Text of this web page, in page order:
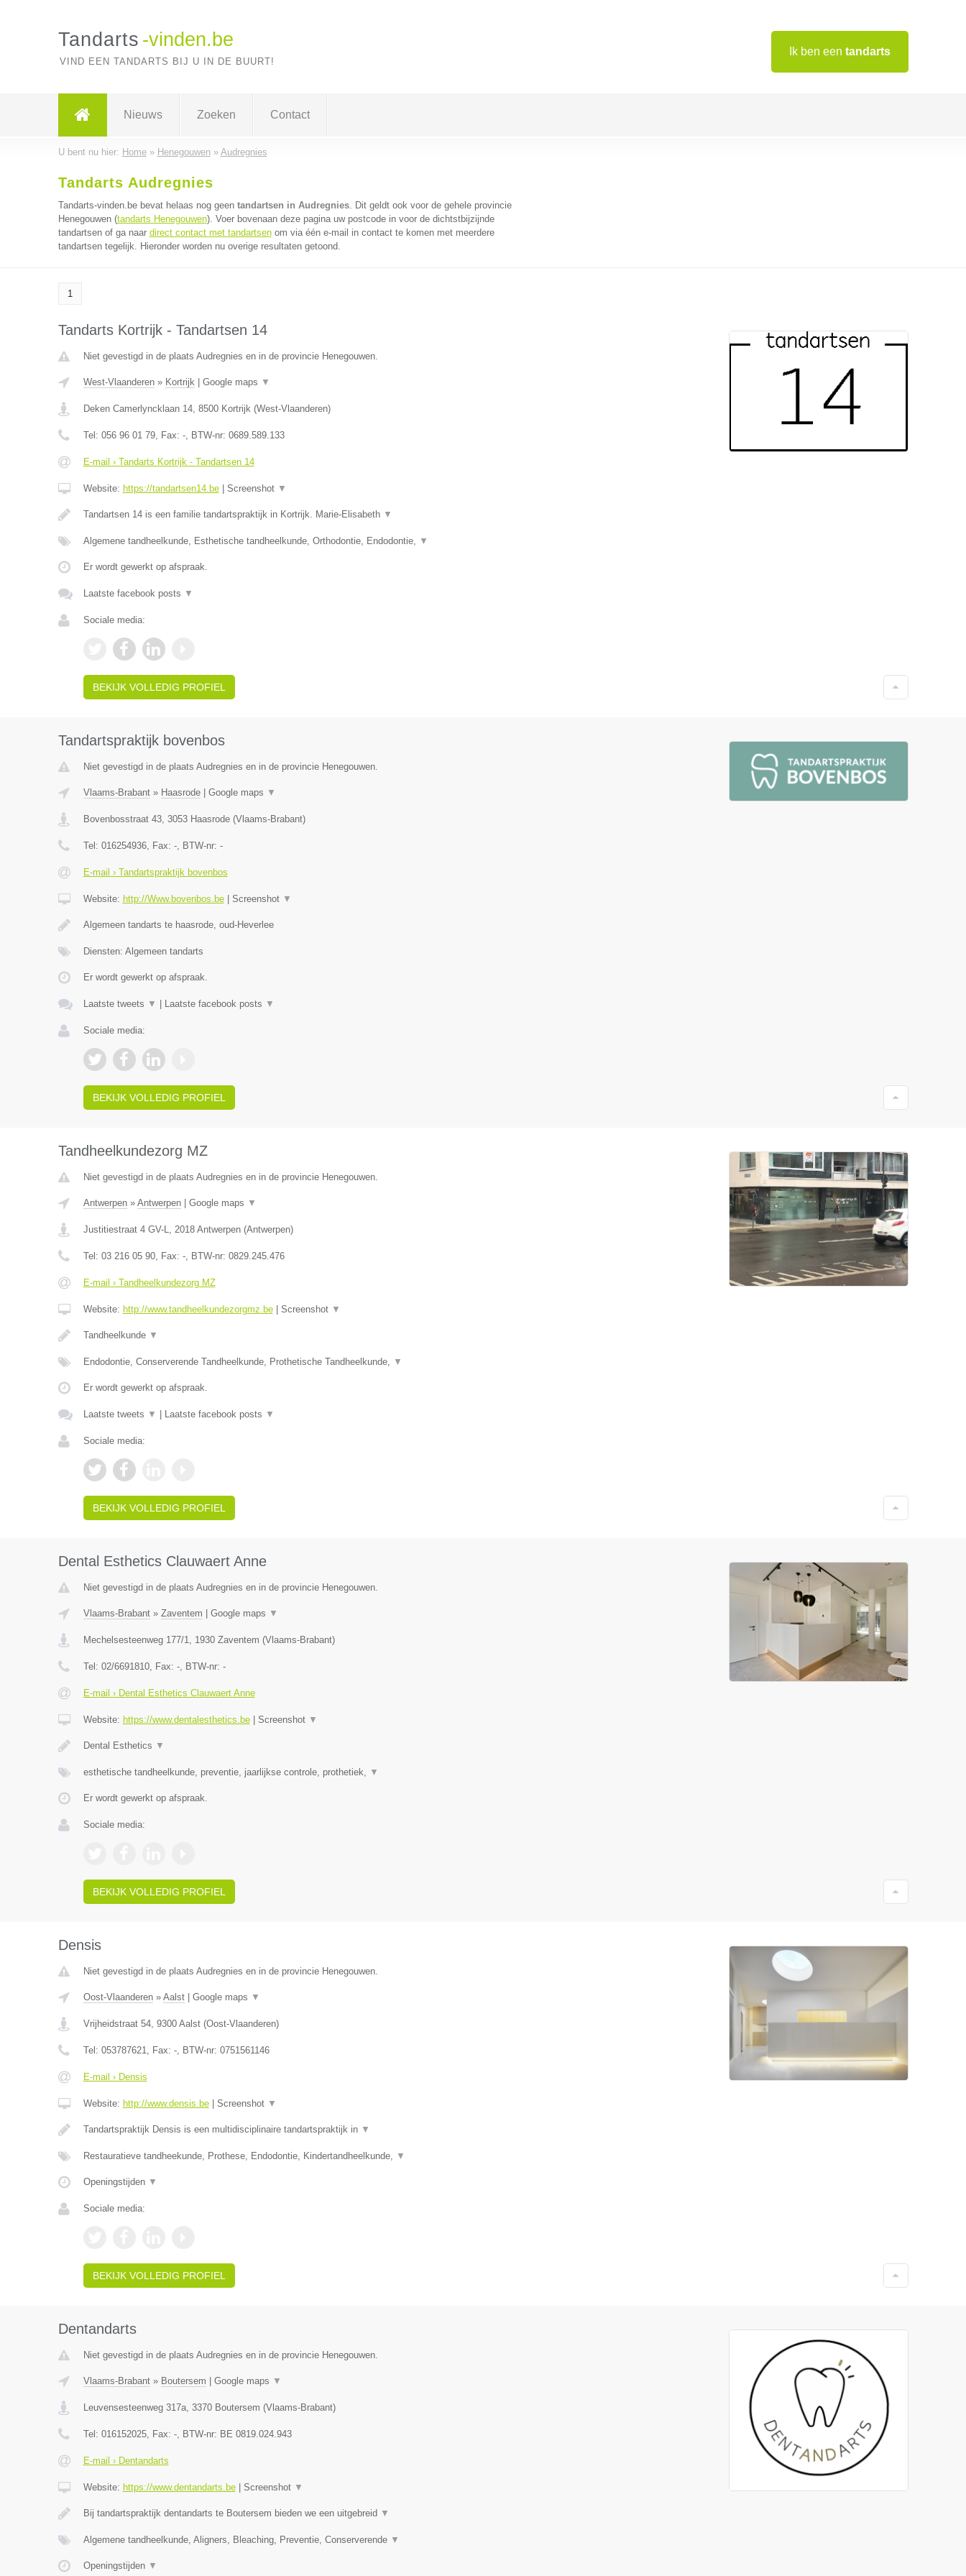
Ik ben een tandarts
Tandarts -vinden.be
VIND EEN TANDARTS BIJ U IN DE BUURT!
Nieuws Zoeken Contact
U bent nu hier: Home» Henegouwen» Audregnies
Tandarts Audregnies
Tandarts-vinden.be bevat helaas nog geen tandartsen in Audregnies. Dit geldt ook voor de gehele provincie
Henegouwen (tandarts Henegouwen). Voer bovenaan deze pagina uw postcode in voor de dichtstbijzijnde
tandartsen of ga naar direct contact met tandartsenom via één e-mail in contact te komen met meerdere
tandartsen tegelijk. Hieronder worden nu overige resultaten getoond.
1
Tandarts Kortrijk - Tandartsen 14
Niet gevestigd in de plaats Audregnies en in de provincie Henegouwen.
West-Vlaanderen» Kortrijk| Google maps ▼
Deken Camerlyncklaan 14, 8500 Kortrijk(West-Vlaanderen)
Tel: 056 96 01 79, Fax: -, BTW-nr: 0689.589.133
E-mail › Tandarts Kortrijk - Tandartsen 14
Website: https://tandartsen14.be| Screenshot ▼
Tandartsen 14 is een familie tandartspraktijk in Kortrijk. Marie-Elisabeth ▼
Algemene tandheelkunde, Esthetische tandheelkunde, Orthodontie, Endodontie, ▼
Er wordt gewerkt op afspraak.
Laatste facebook posts ▼
Sociale media:
BEKIJK VOLLEDIG PROFIEL
Tandartspraktijk bovenbos
Niet gevestigd in de plaats Audregnies en in de provincie Henegouwen.
Vlaams-Brabant» Haasrode| Google maps ▼
Bovenbosstraat 43, 3053 Haasrode(Vlaams-Brabant)
Tel: 016254936, Fax: -, BTW-nr: -
E-mail › Tandartspraktijk bovenbos
Website: http://Www.bovenbos.be| Screenshot ▼
Algemeen tandarts te haasrode, oud-Heverlee
Diensten: Algemeen tandarts
Er wordt gewerkt op afspraak.
Laatste tweets ▼ Laatste facebook posts ▼
Sociale media:
BEKIJK VOLLEDIG PROFIEL
Tandheelkundezorg MZ
Niet gevestigd in de plaats Audregnies en in de provincie Henegouwen.
Antwerpen» Antwerpen| Google maps ▼
Justitiestraat 4 GV-L, 2018 Antwerpen(Antwerpen)
Tel: 03 216 05 90, Fax: -, BTW-nr: 0829.245.476
E-mail › Tandheelkundezorg MZ
Website: http://www.tandheelkundezorgmz.be| Screenshot ▼
Tandheelkunde ▼
Endodontie, Conserverende Tandheelkunde, Prothetische Tandheelkunde, ▼
Er wordt gewerkt op afspraak.
Laatste tweets ▼ Laatste facebook posts ▼
Sociale media:
BEKIJK VOLLEDIG PROFIEL
Dental Esthetics Clauwaert Anne
Niet gevestigd in de plaats Audregnies en in de provincie Henegouwen.
Vlaams-Brabant» Zaventem Google maps ▼
Mechelsesteenweg 177/1, 1930 Zaventem (Vlaams-Brabant)
Tel: 02/6691810, Fax: -, BTW-nr: -
E-mail › Dental Esthetics Clauwaert Anne
Website: https://www.dentalesthetics.be| Screenshot ▼
Dental Esthetics ▼
esthetische tandheelkunde, preventie, jaarlijkse controle, prothetiek, ▼
Er wordt gewerkt op afspraak.
Sociale media:
BEKIJK VOLLEDIG PROFIEL
Densis
Niet gevestigd in de plaats Audregnies en in de provincie Henegouwen.
Oost-Vlaanderen» Aalst| Google maps ▼
Vrijheidstraat 54, 9300 Aalst(Oost-Vlaanderen)
Tel: 053787621, Fax: -, BTW-nr: 0751561146
E-mail › Densis
Website: http://www.densis.be| Screenshot ▼
Tandartspraktijk Densis is een multidisciplinaire tandartspraktijk in ▼
Restauratieve tandheekunde, Prothese, Endodontie, Kindertandheelkunde, ▼
Openingstijden ▼
Sociale media:
BEKIJK VOLLEDIG PROFIEL
Dentandarts
Niet gevestigd in de plaats Audregnies en in de provincie Henegouwen.
Vlaams-Brabant» Boutersem Google maps ▼
Leuvensesteenweg 317a, 3370 Boutersem (Vlaams-Brabant)
Tel: 016152025, Fax: -, BTW-nr: BE 0819.024.943
E-mail › Dentandarts
Website: https://www.dentandarts.be| Screenshot ▼
Bij tandartspraktijk dentandarts te Boutersem bieden we een uitgebreid ▼
Algemene tandheelkunde, Aligners, Bleaching, Preventie, Conserverende ▼
Openingstijden ▼